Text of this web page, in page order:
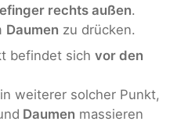
rechts außen.
Daumen zu drücken.
befindet sich vor den
weiterer solcher Punkt,
Daumen massieren